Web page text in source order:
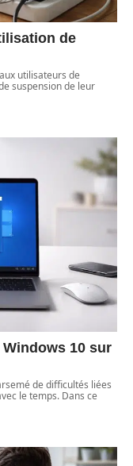
de
utilisateurs de
suspension de leur
10 sur
de difficultés liées
le temps. Dans ce